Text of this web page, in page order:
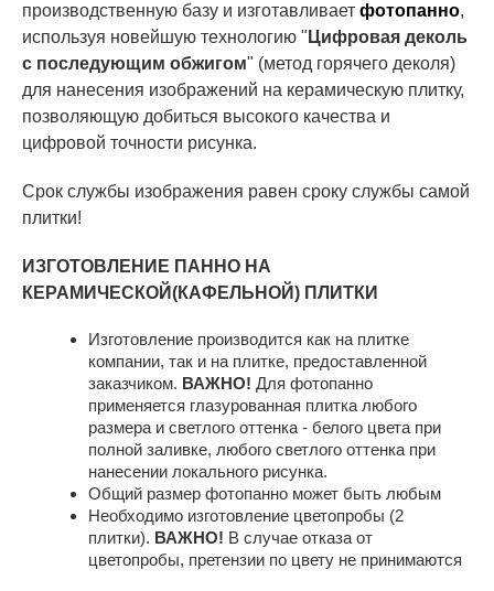
производственную базу и изготавливает фотопанно,
используя новейшую технологию " Цифровая деколь
с последующим обжигом" (метод горячего деколя)
для нанесения изображений на керамическую плитку,
позволяющую добиться высокого качества и
цифровой точности рисунка.
Срок службы изображения равен сроку службы самой
плитки!
ИЗГОТОВЛЕНИЕ ПАННО НА
КЕРАМИЧЕСКОЙ(КАФЕЛЬНОЙ) ПЛИТКИ
Изготовление производится как на плитке
компании, так и на плитке, предоставленной
заказчиком. ВАЖНО! Для фотопанно
применяется глазурованная плитка любого
размера и светлого оттенка - белого цвета при
полной заливке, любого светлого оттенка при
нанесении локального рисунка.
Общий размер фотопанно может быть любым
Необходимо изготовление цветопробы (2
плитки). ВАЖНО! В случае отказа от
цветопробы, претензии по цвету не принимаются